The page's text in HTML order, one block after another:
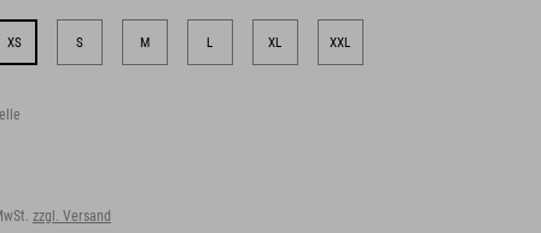
XS S M L XL XXL
zzgl. Versand